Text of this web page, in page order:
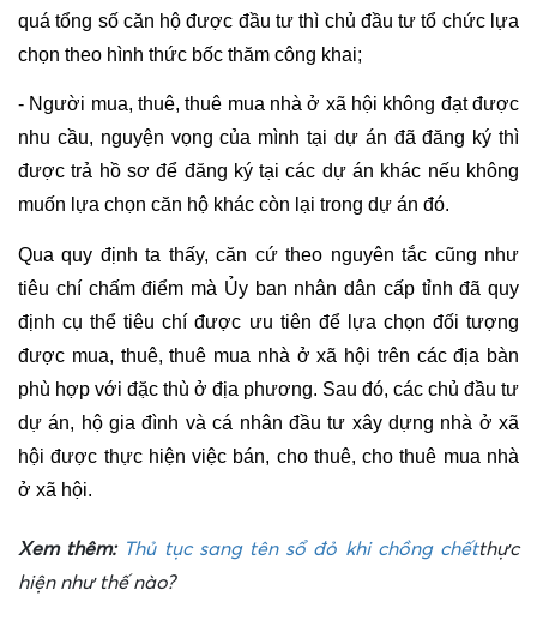
quá tổng số căn hộ được đầu tư thì chủ đầu tư tổ chức lựa
chọn theo hình thức bốc thăm công khai;
- Người mua, thuê, thuê mua nhà ở xã hội không đạt được
nhu cầu, nguyện vọng của mình tại dự án đã đăng ký thì
được trả hồ sơ để đăng ký tại các dự án khác nếu không
muốn lựa chọn căn hộ khác còn lại trong dự án đó.
Qua quy định ta thấy, căn cứ theo nguyên tắc cũng như
tiêu chí chấm điểm mà Ủy ban nhân dân cấp tỉnh đã quy
định cụ thể tiêu chí được ưu tiên để lựa chọn đối tượng
được mua, thuê, thuê mua nhà ở xã hội trên các địa bàn
phù hợp với đặc thù ở địa phương. Sau đó, các chủ đầu tư
dự án, hộ gia đình và cá nhân đầu tư xây dựng nhà ở xã
hội được thực hiện việc bán, cho thuê, cho thuê mua nhà
ở xã hội.
​Xem thêm: Thủ tục sang tên sổ đỏ khi chồng chếtthực
hiện như thế nào?